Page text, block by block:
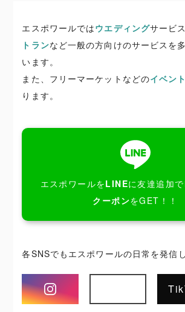
エスポワールではウエディングサービ
トランなど一般の方向けのサービスを
います。
また、フリーマーケットなどのイベント
ります。
エスポワールをLINEに友達追加で
クーポンをGET！！
各SNSでもエスポワールの日常を発信